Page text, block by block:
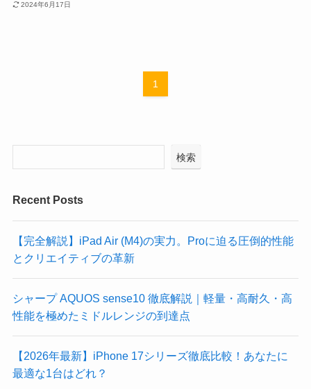
2024年6月17日
1
検索
Recent Posts
【完全解説】iPad Air (M4)の実力。Proに迫る圧倒的性能
とクリエイティブの革新
シャープ AQUOS sense10 徹底解説｜軽量・高耐久・高
性能を極めたミドルレンジの到達点
​【2026年最新】iPhone 17シリーズ徹底比較！あなたに
最適な1台はどれ？